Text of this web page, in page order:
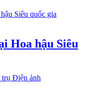
Hoa hậu Siêu